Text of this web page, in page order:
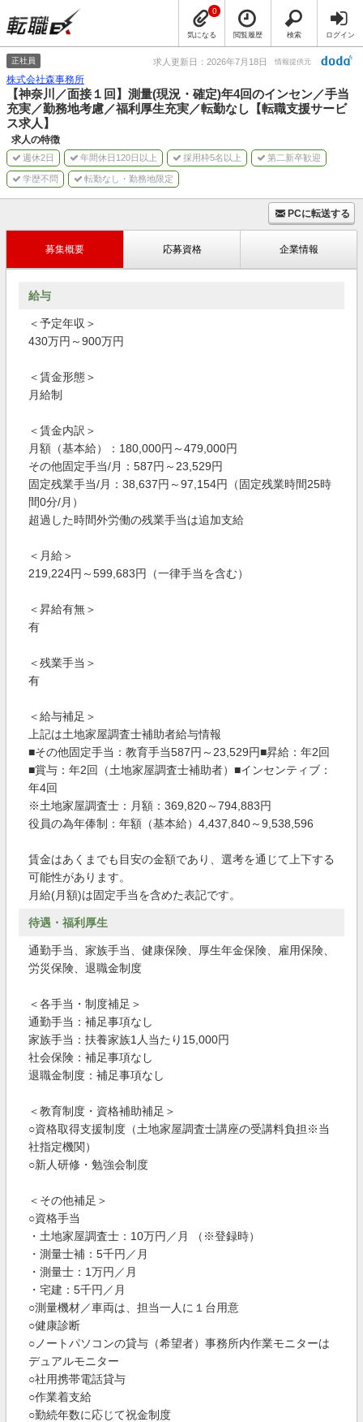
気になる
0
閲覧履歴 検索 ログイン
正社員 求人更新日：2026年7月18日 情報提供元
株式会社森事務所
【神奈川／面接１回】測量(現況・確定)年4回のインセン／手当
充実／勤務地考慮／福利厚生充実／転勤なし【転職支援サービ
ス求人】
求人の特徴
週休2日 年間休日120日以上 採用枠5名以上 第二新卒歓迎
学歴不問 転勤なし・勤務地限定
PCに転送する
募集概要 応募資格 企業情報
給与
＜予定年収＞
430万円～900万円
＜賃金形態＞
月給制
＜賃金内訳＞
月額（基本給）：180,000円～479,000円
その他固定手当/月：587円～23,529円
固定残業手当/月：38,637円～97,154円（固定残業時間25時
間0分/月）
超過した時間外労働の残業手当は追加支給
＜月給＞
219,224円～599,683円（一律手当を含む）
＜昇給有無＞
有
＜残業手当＞
有
＜給与補足＞
上記は土地家屋調査士補助者給与情報
■その他固定手当：教育手当587円～23,529円■昇給：年2回
■賞与：年2回（土地家屋調査士補助者）■インセンティブ：
年4回
※土地家屋調査士：月額：369,820～794,883円
役員の為年俸制：年額（基本給）4,437,840～9,538,596
賃金はあくまでも目安の金額であり、選考を通じて上下する
可能性があります。
月給(月額)は固定手当を含めた表記です。
待遇・福利厚生
通勤手当、家族手当、健康保険、厚生年金保険、雇用保険、
労災保険、退職金制度
＜各手当・制度補足＞
通勤手当：補足事項なし
家族手当：扶養家族1人当たり15,000円
社会保険：補足事項なし
退職金制度：補足事項なし
＜教育制度・資格補助補足＞
○資格取得支援制度（土地家屋調査士講座の受講料負担※当
社指定機関）
○新人研修・勉強会制度
＜その他補足＞
○資格手当
・土地家屋調査士：10万円／月 （※登録時）
・測量士補：5千円／月
・測量士：1万円／月
・宅建：5千円／月
○測量機材／車両は、担当一人に１台用意
○健康診断
○ノートパソコンの貸与（希望者）事務所内作業モニターは
デュアルモニター
○社用携帯電話貸与
○作業着支給
○勤続年数に応じて祝金制度